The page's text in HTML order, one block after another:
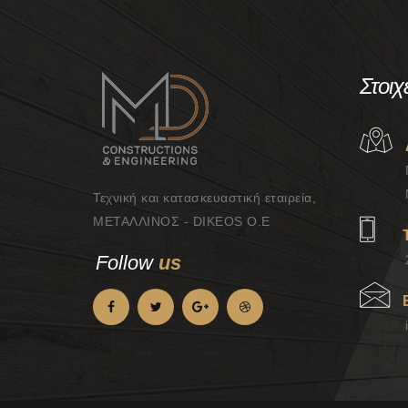
Τεχνική και κατασκευαστική εταιρεία,
ΜΕΤΑΛΛΙΝΟΣ - DIKEOS Ο.Ε
Follow us